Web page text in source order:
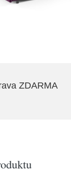
ZDARMA